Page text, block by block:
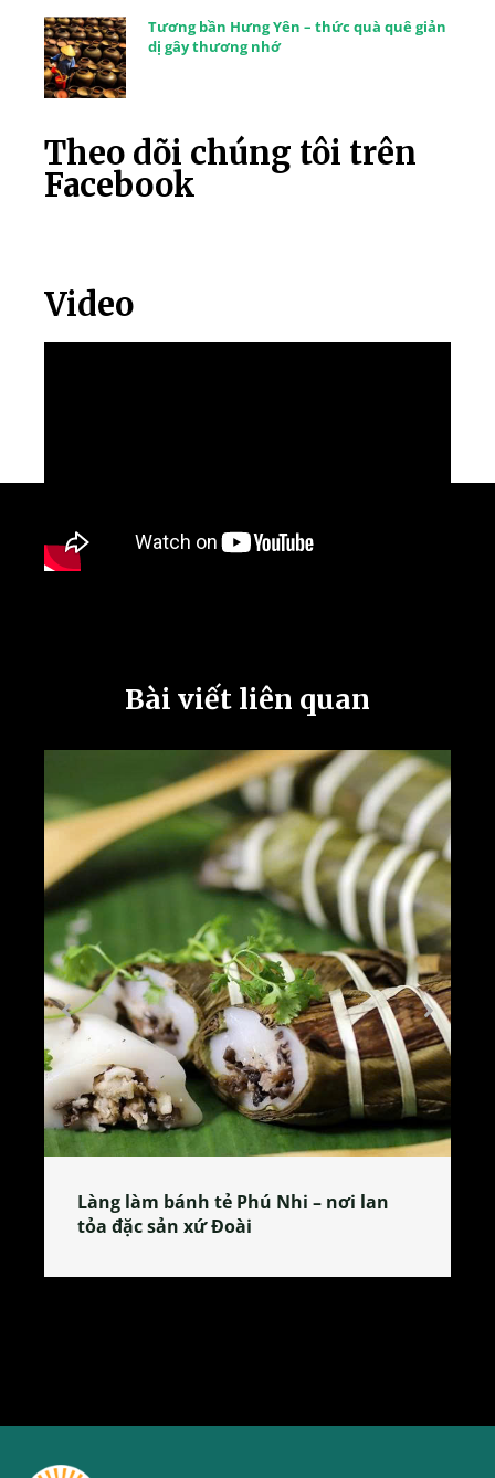
Tương bần Hưng Yên – thức quà quê giản
dị gây thương nhớ
Theo dõi chúng tôi trên
Facebook
Video
Bài viết liên quan
Làng làm bánh tẻ Phú Nhi – nơi lan
tỏa đặc sản xứ Đoài